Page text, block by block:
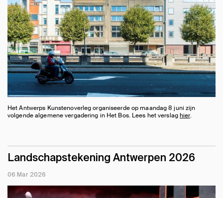
Het Antwerps Kunstenoverleg organiseerde op maandag 8 juni zijn
volgende algemene vergadering in Het Bos. Lees het verslaghier.
Landschapstekening Antwerpen 2026
06 Mar 2026